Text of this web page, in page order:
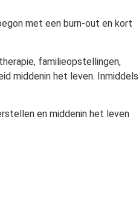
met een burn-out en kort
familieopstellingen,
middenin het leven. Inmiddels
en middenin het leven